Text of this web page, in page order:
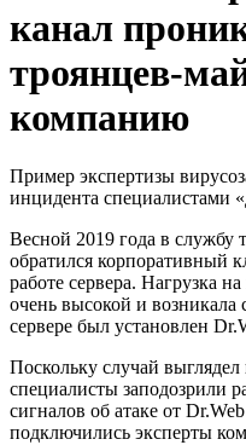
канал
троянцев-
компанию
Пример экспертизы
инцидента специалистами
Весной 2019 года в службу
обратился корпоративный
работе сервера. Нагрузка
очень высокой и возникала
сервере был установлен
Поскольку случай
специалисты заподозрили
сигналов об атаке от
подключились эксперты